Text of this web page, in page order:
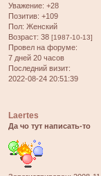
Уважение: +28
Позитив: +109
Пол: Женский
Возраст: 38 [1987-10-13]
Провел на форуме:
7 дней 20 часов
Последний визит:
2022-08-24 20:51:39
Laertes
Да чо тут написать-то